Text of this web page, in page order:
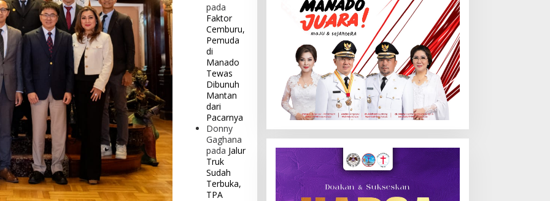
pada
Faktor
Cemburu,
Pemuda
di
Manado
Tewas
Dibunuh
Mantan
dari
Pacarnya
Donny
Gaghana
pada Jalur
Truk
Sudah
Terbuka,
TPA